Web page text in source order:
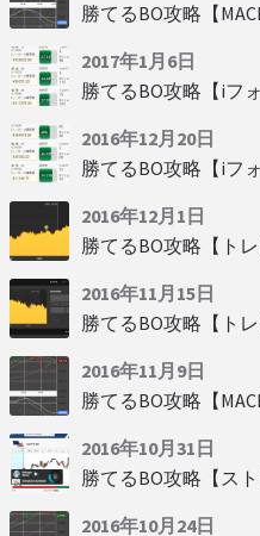
勝てるBO攻略【
2017年1月6日
2016年12月20日
2016年12月1日
2016年11月15日
2016年11月9日
2016年10月31日
2016年10月24日